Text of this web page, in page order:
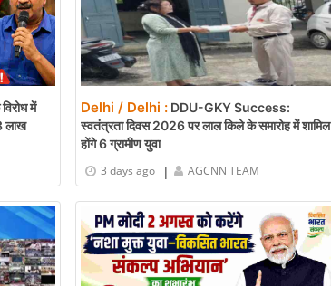
में
लाख
Delhi / Delhi : DDU-GKY Success:
स्वतंत्रता दिवस 2026 पर लाल किले के समारोह में शामिल
होंगे 6 ग्रामीण युवा
3 days ago
| AGCNN TEAM